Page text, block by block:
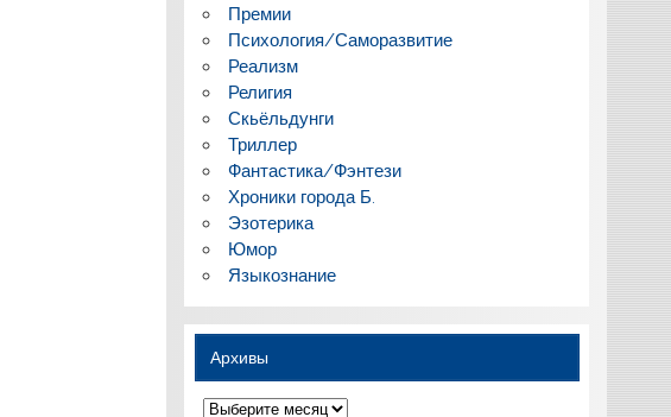
Премии
Психология/Саморазвитие
Реализм
Религия
Скьёльдунги
Триллер
Фантастика/Фэнтези
Хроники города Б.
Эзотерика
Юмор
Языкознание
Архивы
Архивы